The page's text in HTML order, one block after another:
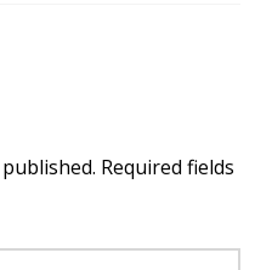
Required fields